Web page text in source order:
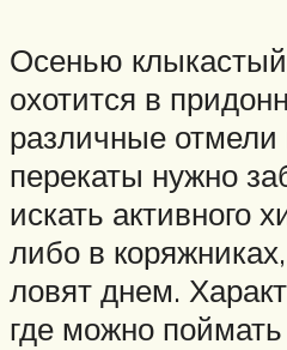
Осенью
охотится в
различные
перекаты нужно
искать активного
либо в
ловят днем.
где можно